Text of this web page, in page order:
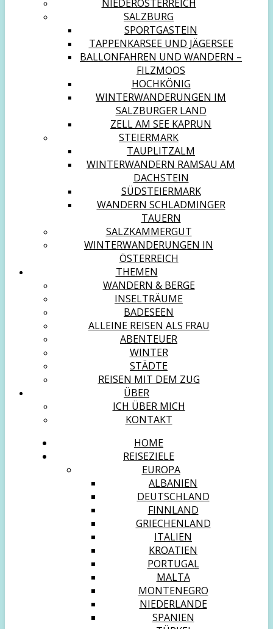
NIEDERÖSTERREICH
SALZBURG
SPORTGASTEIN
TAPPENKARSEE UND JÄGERSEE
BALLONFAHREN UND WANDERN –
FILZMOOS
HOCHKÖNIG
WINTERWANDERUNGEN IM
SALZBURGER LAND
ZELL AM SEE KAPRUN
STEIERMARK
TAUPLITZALM
WINTERWANDERN RAMSAU AM
DACHSTEIN
SÜDSTEIERMARK
WANDERN SCHLADMINGER
TAUERN
SALZKAMMERGUT
WINTERWANDERUNGEN IN
ÖSTERREICH
THEMEN
WANDERN & BERGE
INSELTRÄUME
BADESEEN
ALLEINE REISEN ALS FRAU
ABENTEUER
WINTER
STÄDTE
REISEN MIT DEM ZUG
ÜBER
ICH ÜBER MICH
KONTAKT
HOME
REISEZIELE
EUROPA
ALBANIEN
DEUTSCHLAND
FINNLAND
GRIECHENLAND
ITALIEN
KROATIEN
PORTUGAL
MALTA
MONTENEGRO
NIEDERLANDE
SPANIEN